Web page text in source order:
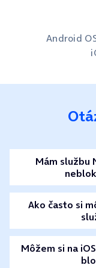
Android
Mám službu
Ako často si
Môžem si na